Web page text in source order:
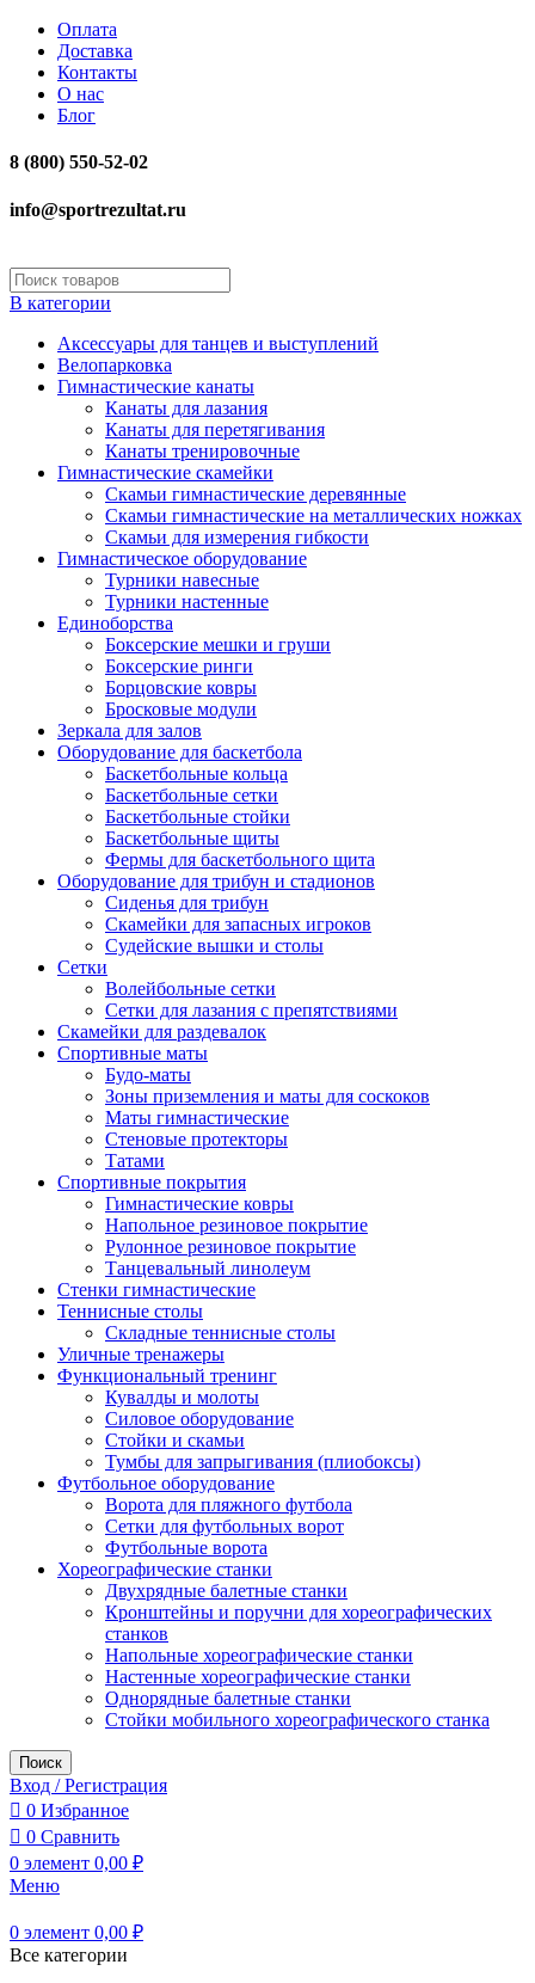
Оплата
Доставка
Контакты
О нас
Блог
8 (800) 550-52-02
info@sportrezultat.ru
В категории
Аксессуары для танцев и выступлений
Велопарковка
Гимнастические канаты
Канаты для лазания
Канаты для перетягивания
Канаты тренировочные
Гимнастические скамейки
Скамьи гимнастические деревянные
Скамьи гимнастические на металлических ножках
Скамьи для измерения гибкости
Гимнастическое оборудование
Турники навесные
Турники настенные
Единоборства
Боксерские мешки и груши
Боксерские ринги
Борцовские ковры
Бросковые модули
Зеркала для залов
Оборудование для баскетбола
Баскетбольные кольца
Баскетбольные сетки
Баскетбольные стойки
Баскетбольные щиты
Фермы для баскетбольного щита
Оборудование для трибун и стадионов
Сиденья для трибун
Скамейки для запасных игроков
Судейские вышки и столы
Сетки
Волейбольные сетки
Сетки для лазания с препятствиями
Скамейки для раздевалок
Спортивные маты
Будо-маты
Зоны приземления и маты для соскоков
Маты гимнастические
Стеновые протекторы
Татами
Спортивные покрытия
Гимнастические ковры
Напольное резиновое покрытие
Рулонное резиновое покрытие
Танцевальный линолеум
Стенки гимнастические
Теннисные столы
Складные теннисные столы
Уличные тренажеры
Функциональный тренинг
Кувалды и молоты
Силовое оборудование
Стойки и скамьи
Тумбы для запрыгивания (плиобоксы)
Футбольное оборудование
Ворота для пляжного футбола
Сетки для футбольных ворот
Футбольные ворота
Хореографические станки
Двухрядные балетные станки
Кронштейны и поручни для хореографических
станков
Напольные хореографические станки
Настенные хореографические станки
Однорядные балетные станки
Стойки мобильного хореографического станка
Поиск
Вход / Регистрация
0 Избранное
0 Сравнить
0 элемент 0,00 ₽
Меню
0 элемент 0,00 ₽
Все категории